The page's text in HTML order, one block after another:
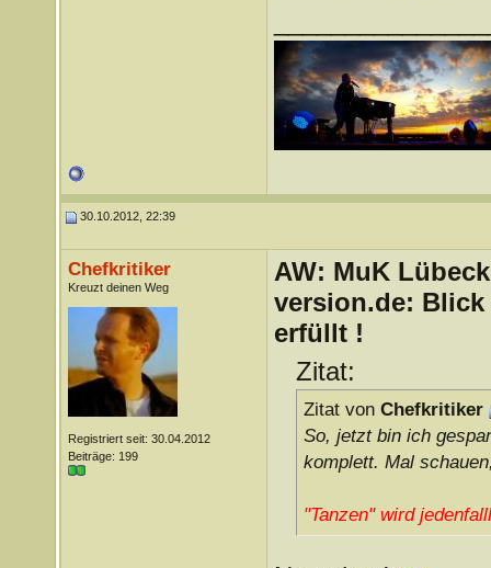
30.10.2012, 22:39
Chefkritiker
Kreuzt deinen Weg
Registriert seit: 30.04.2012
Beiträge: 199
AW: MuK
version.de: Blick
erfüllt !
Zitat:
Zitat von Chefkritiker
So, jetzt bin ich
komplett. Mal
"Tanzen" wird